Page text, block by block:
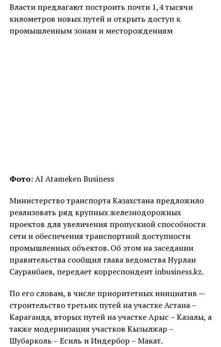
Власти предлагают построить почти 1,4 тысячи
километров новых путей и открыть доступ к
промышленным зонам и месторождениям
Фото:AI Atameken Business
Министерство транспорта Казахстана предложило
реализовать ряд крупных железнодорожных
проектов для увеличения пропускной способности
сети и обеспечения транспортной доступности
промышленных объектов. Об этом на заседании
правительства сообщил глава ведомства Нурлан
Сауранбаев, передает корреспондент inbusiness.kz.
По его словам, в числе приоритетных инициатив —
строительство третьих путей на участке Астана –
Караганда, вторых путей на участке Арыс – Казалы, а
также модернизация участков Кызылжар –
Шубарколь – Есиль и Индербор – Макат.